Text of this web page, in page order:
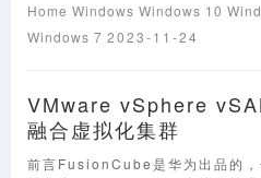
Home Windows Windows 10
Windows 7 2023-11-24
VMware vSphere
融合虚拟化集群
前言FusionCube是华为出品的，